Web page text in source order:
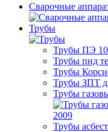
Сварочные
Трубы
Трубы ПЭ
Трубы пнд
Трубы
Трубы ЗПТ
Трубы
Трубы